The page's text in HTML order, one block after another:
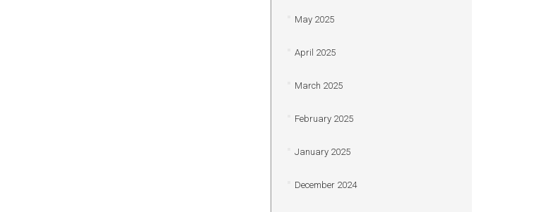
May 2025
April 2025
March 2025
February 2025
January 2025
December 2024